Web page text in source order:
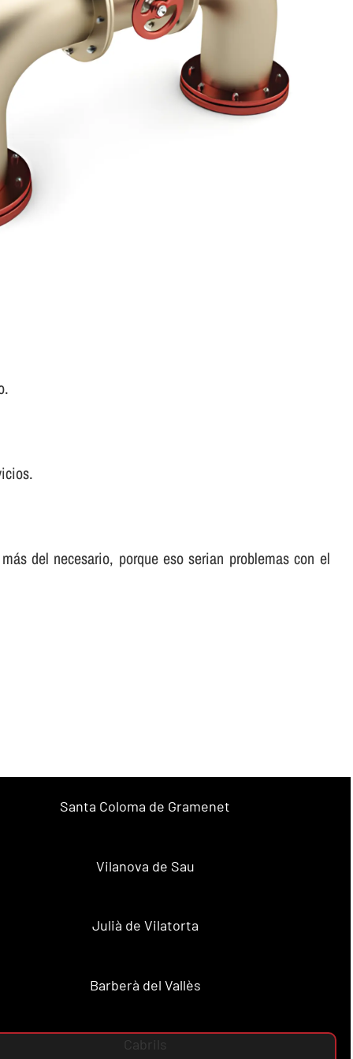
del necesario, porque eso serian problemas con el
Santa Coloma de Gramenet
Vilanova de Sau
Julià de Vilatorta
Barberà del Vallès
Cabrils